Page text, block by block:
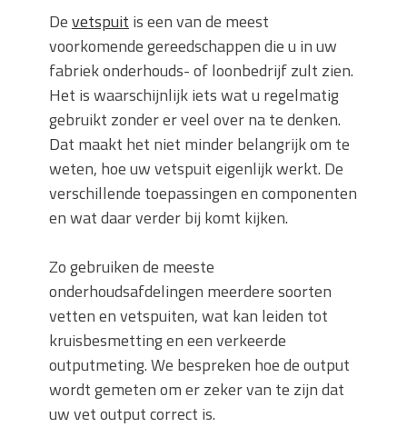
Devetspuit is een van de meest
voorkomende gereedschappen die u in uw
fabriek onderhouds- of loonbedrijf zult zien.
Het is waarschijnlijk iets wat u regelmatig
gebruikt zonder er veel over na te denken.
Dat maakt het niet minder belangrijk om te
weten, hoe uw vetspuit eigenlijk werkt. De
verschillende toepassingen en componenten
en wat daar verder bij komt kijken.
Zo gebruiken de meeste
onderhoudsafdelingen meerdere soorten
vetten en vetspuiten, wat kan leiden tot
kruisbesmetting en een verkeerde
outputmeting. We bespreken hoe de output
wordt gemeten om er zeker van te zijn dat
uw vet output correct is.